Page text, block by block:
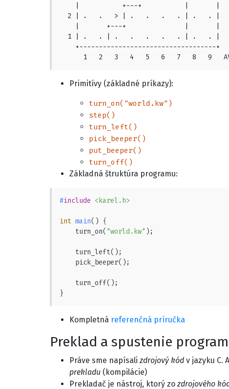
    |           +---+           |       |
  2 | .   .   > | .   .   .   . | .   . |
    |       +---+               |       |
  1 | .   . | .   .   .   .   . | .   . |
    +-----------------------------------+
1   2   3   4   5   6   7   8   9
Primitívy (základné príkazy):
turn_on("world.kw")
step()
turn_left()
pick_beeper()
put_beeper()
turn_off()
Základná štruktúra programu:
#include <karel.h>
int main() {
    turn_on(
"world.kw" );
    turn_left();
    pick_beeper();
    turn_off();
}
Kompletná referenčná príručka
Preklad a spustenie
Práve sme napísali zdrojový kód v jazyku C.
prekladu (kompilácie)
Prekladač je nástroj, ktorý zo zdrojového